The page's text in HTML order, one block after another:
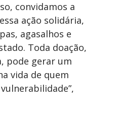
convidamos a
ação solidária,
agasalhos e
Toda doação,
pode gerar um
vida de quem